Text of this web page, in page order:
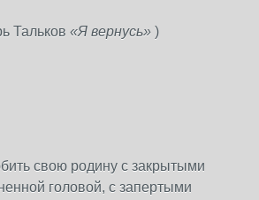
Тальков «Я вернусь» )
свою родину с закрытыми
головой, с запертыми